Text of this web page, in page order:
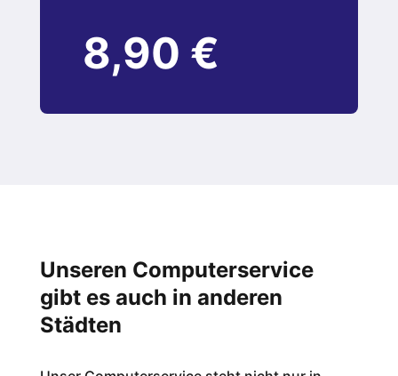
8,90 €
Unseren Computerservice
gibt es auch in anderen
Städten